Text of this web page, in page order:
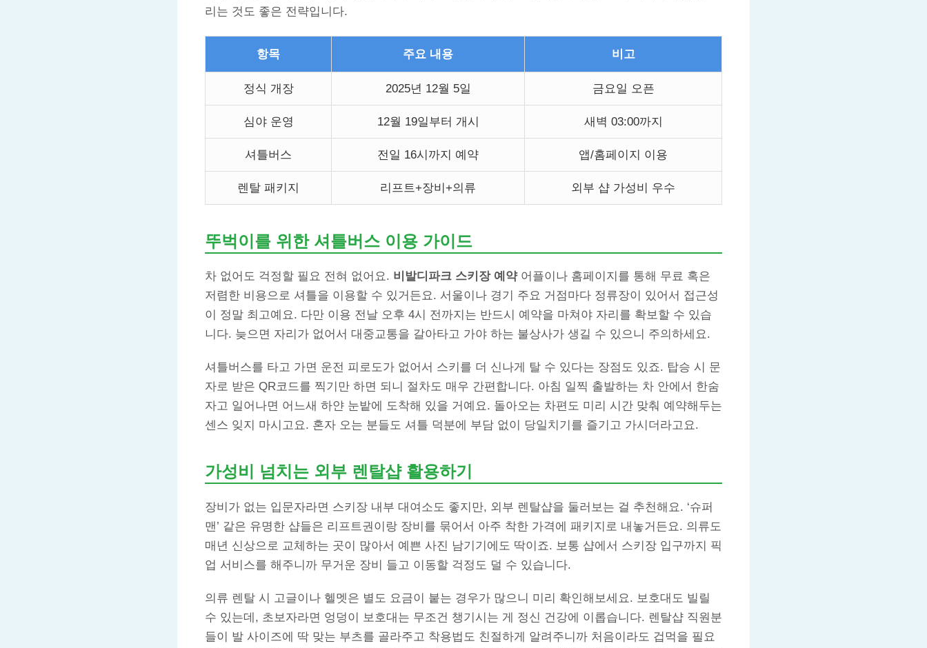
리는 것도 좋은 전략입니다.
항목 주요 내용 비고
정식 개장 2025년 12월 5일 금요일 오픈
심야 운영 12월 19일부터 개시 새벽 03:00까지
셔틀버스 전일 16시까지 예약 앱/홈페이지 이용
렌탈 패키지 리프트+장비+의류 외부 샵 가성비 우수
뚜벅이를 위한 셔틀버스 이용 가이드
차 없어도 걱정할 필요 전혀 없어요. 비발디파크 스키장 예약어플이나 홈페이지를 통해 무료 혹은
저렴한 비용으로 셔틀을 이용할 수 있거든요. 서울이나 경기 주요 거점마다 정류장이 있어서 접근성
이 정말 최고예요. 다만 이용 전날 오후 4시 전까지는 반드시 예약을 마쳐야 자리를 확보할 수 있습
니다. 늦으면 자리가 없어서 대중교통을 갈아타고 가야 하는 불상사가 생길 수 있으니 주의하세요.
셔틀버스를 타고 가면 운전 피로도가 없어서 스키를 더 신나게 탈 수 있다는 장점도 있죠. 탑승 시 문
자로 받은 QR코드를 찍기만 하면 되니 절차도 매우 간편합니다. 아침 일찍 출발하는 차 안에서 한숨
자고 일어나면 어느새 하얀 눈밭에 도착해 있을 거예요. 돌아오는 차편도 미리 시간 맞춰 예약해두는
센스 잊지 마시고요. 혼자 오는 분들도 셔틀 덕분에 부담 없이 당일치기를 즐기고 가시더라고요.
가성비 넘치는 외부 렌탈샵 활용하기
장비가 없는 입문자라면 스키장 내부 대여소도 좋지만, 외부 렌탈샵을 둘러보는 걸 추천해요. ‘슈퍼
맨’ 같은 유명한 샵들은 리프트권이랑 장비를 묶어서 아주 착한 가격에 패키지로 내놓거든요. 의류도
매년 신상으로 교체하는 곳이 많아서 예쁜 사진 남기기에도 딱이죠. 보통 샵에서 스키장 입구까지 픽
업 서비스를 해주니까 무거운 장비 들고 이동할 걱정도 덜 수 있습니다.
의류 렌탈 시 고글이나 헬멧은 별도 요금이 붙는 경우가 많으니 미리 확인해보세요. 보호대도 빌릴
수 있는데, 초보자라면 엉덩이 보호대는 무조건 챙기시는 게 정신 건강에 이롭습니다. 렌탈샵 직원분
들이 발 사이즈에 딱 맞는 부츠를 골라주고 착용법도 친절하게 알려주니까 처음이라도 겁먹을 필요